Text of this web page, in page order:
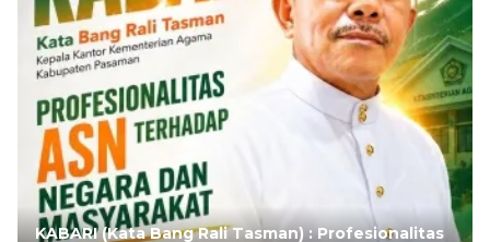
KABARI (Kata Bang Rali Tasman) : Profesionalitas